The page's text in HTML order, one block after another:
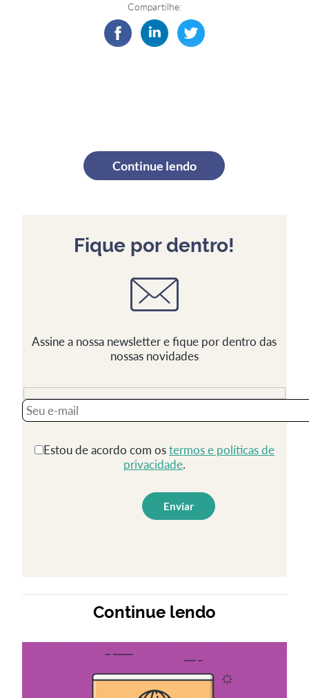
Compartilhe:
Continue lendo
Fique por dentro!
Assine a nossa newsletter e fique por dentro das
nossas novidades
Estou de acordo com ostermos e políticas de
privacidade.
Continue lendo